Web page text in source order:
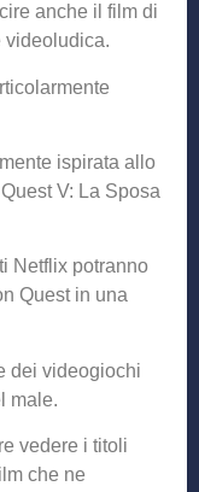
anche il film di
videoludica.
ispirata allo
V: La Sposa
Netflix potranno
Quest in una
dei videogiochi
male.
vedere i titoli
che ne